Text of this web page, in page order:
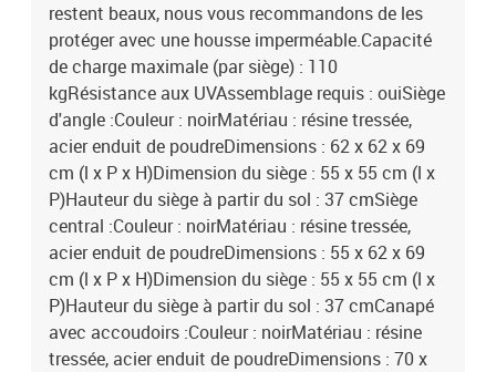
restent beaux, nous vous recommandons de les
protéger avec une housse imperméable.Capacité
de charge maximale (par siège) : 110
kgRésistance aux UVAssemblage requis : ouiSiège
d'angle :Couleur : noirMatériau : résine tressée,
acier enduit de poudreDimensions : 62 x 62 x 69
cm (l x P x H)Dimension du siège : 55 x 55 cm (l x
P)Hauteur du siège à partir du sol : 37 cmSiège
central :Couleur : noirMatériau : résine tressée,
acier enduit de poudreDimensions : 55 x 62 x 69
cm (l x P x H)Dimension du siège : 55 x 55 cm (l x
P)Hauteur du siège à partir du sol : 37 cmCanapé
avec accoudoirs :Couleur : noirMatériau : résine
tressée, acier enduit de poudreDimensions : 70 x